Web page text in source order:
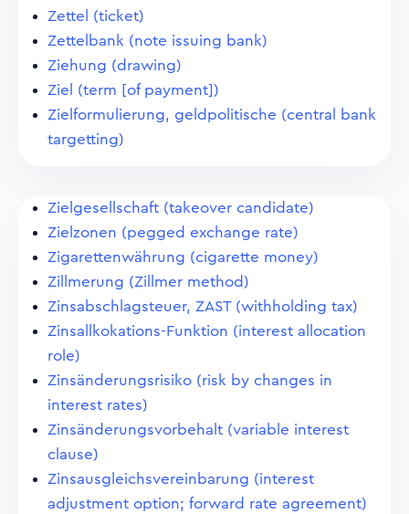
Zettel (ticket)
Zettelbank (note issuing bank)
Ziehung (drawing)
Ziel (term [of payment])
Zielformulierung, geldpolitische (central bank
targetting)
Zielgesellschaft (takeover candidate)
Zielzonen (pegged exchange rate)
Zigarettenwährung (cigarette money)
Zillmerung (Zillmer method)
Zinsabschlagsteuer, ZAST (withholding tax)
Zinsallkokations-Funktion (interest allocation
role)
Zinsänderungsrisiko (risk by changes in
interest rates)
Zinsänderungsvorbehalt (variable interest
clause)
Zinsausgleichsvereinbarung (interest
adjustment option; forward rate agreement)